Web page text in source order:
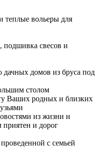
теплые вольеры для
свесов и
дачных домов из бруса под
столом
Ваших родных и близких
из жизни и
приятен и дорог
с семьей